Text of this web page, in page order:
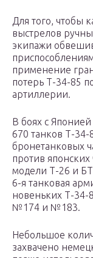
Для того, чтобы
выстрелов
экипажи
применение
потерь Т-34-85
артиллерии.
В боях с
670 танков Т-34-
бронетанковых
против
модели Т-26 и
6-я танковая
новеньких Т-34-
№174 и №183.
Небольшое
захвачено